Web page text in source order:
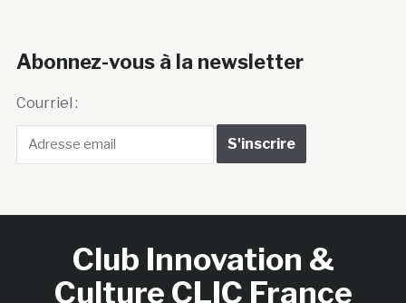
Abonnez-vous à la newsletter
Courriel :
Club Innovation &
Culture CLIC France